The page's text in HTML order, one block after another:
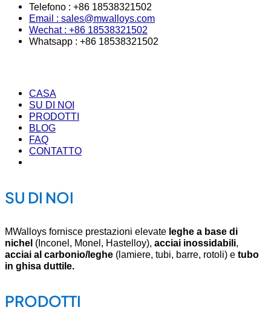
Telefono : +86 18538321502
Email : sales@mwalloys.com
Wechat : +86 18538321502
Whatsapp : +86 18538321502
CASA
SU DI NOI
PRODOTTI
BLOG
FAQ
CONTATTO
SU DI NOI
MWalloys fornisce prestazioni elevate leghe a base di
nichel (Inconel, Monel, Hastelloy), acciai inossidabili,
acciai al carbonio/leghe (lamiere, tubi, barre, rotoli) e tubo
in ghisa duttile.
PRODOTTI